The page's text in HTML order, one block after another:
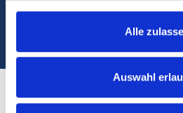
Alle
Auswahl
040/
Warum CE-Baufinanz